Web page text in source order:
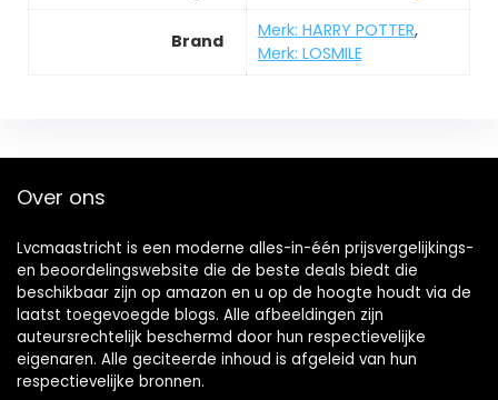
Brand Merk: HARRY POTTER,
Merk: LOSMILE
Over ons
Lvcmaastricht is een moderne alles-in-één prijsvergelijkings-
en beoordelingswebsite die de beste deals biedt die
beschikbaar zijn op amazon en u op de hoogte houdt via de
laatst toegevoegde blogs. Alle afbeeldingen zijn
auteursrechtelijk beschermd door hun respectievelijke
eigenaren. Alle geciteerde inhoud is afgeleid van hun
respectievelijke bronnen.